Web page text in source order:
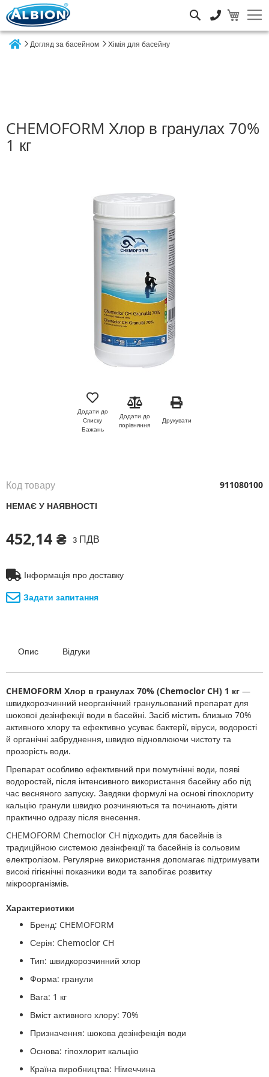
Догляд за басейном Хімія для басейну
CHEMOFORM Хлор в гранулах 70%
1 кг
Додати до
Списку
Бажань
Додати до
порівняння
Друкувати
452,14 ₴ з ПДВ
НЕМАЄ У НАЯВНОСТІ
Код товару 911080100
Інформація про доставку
Задати запитання
Опис Відгуки
CHEMOFORM Хлор в гранулах 70% (Chemoclor CH) 1 кг —
швидкорозчинний неорганічний гранульований препарат для
шокової дезінфекції води в басейні. Засіб містить близько 70%
активного хлору та ефективно усуває бактерії, віруси, водорості
й органічні забруднення, швидко відновлюючи чистоту та
прозорість води.
Препарат особливо ефективний при помутнінні води, появі
водоростей, після інтенсивного використання басейну або під
час весняного запуску. Завдяки формулі на основі гіпохлориту
кальцію гранули швидко розчиняються та починають діяти
практично одразу після внесення.
CHEMOFORM Chemoclor CH підходить для басейнів із
традиційною системою дезінфекції та басейнів із сольовим
електролізом. Регулярне використання допомагає підтримувати
високі гігієнічні показники води та запобігає розвитку
мікроорганізмів.
Характеристики
Бренд: CHEMOFORM
Серія: Chemoclor CH
Тип: швидкорозчинний хлор
Форма: гранули
Вага: 1 кг
Вміст активного хлору: 70%
Призначення: шокова дезінфекція води
Основа: гіпохлорит кальцію
Країна виробництва: Німеччина